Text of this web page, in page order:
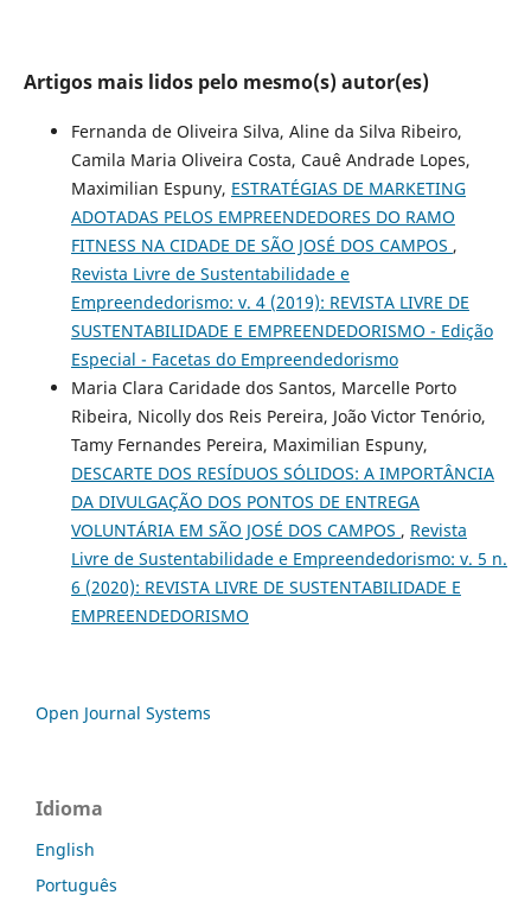
Artigos mais lidos pelo mesmo(s) autor(es)
Fernanda de Oliveira Silva, Aline da Silva Ribeiro,
Camila Maria Oliveira Costa, Cauê Andrade Lopes,
Maximilian Espuny, ESTRATÉGIAS DE MARKETING
ADOTADAS PELOS EMPREENDEDORES DO RAMO
FITNESS NA CIDADE DE SÃO JOSÉ DOS CAMPOS ,
Revista Livre de Sustentabilidade e
Empreendedorismo: v. 4 (2019): REVISTA LIVRE DE
SUSTENTABILIDADE E EMPREENDEDORISMO - Edição
Especial - Facetas do Empreendedorismo
Maria Clara Caridade dos Santos, Marcelle Porto
Ribeira, Nicolly dos Reis Pereira, João Victor Tenório,
Tamy Fernandes Pereira, Maximilian Espuny,
DESCARTE DOS RESÍDUOS SÓLIDOS: A IMPORTÂNCIA
DA DIVULGAÇÃO DOS PONTOS DE ENTREGA
VOLUNTÁRIA EM SÃO JOSÉ DOS CAMPOS , Revista
Livre de Sustentabilidade e Empreendedorismo: v. 5 n.
6 (2020): REVISTA LIVRE DE SUSTENTABILIDADE E
EMPREENDEDORISMO
Open Journal Systems
Idioma
English
Português